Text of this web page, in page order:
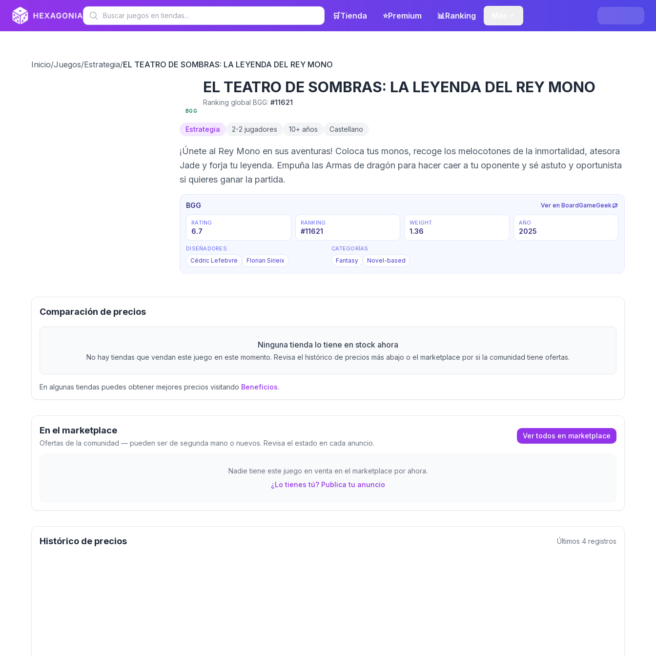
🛒Tienda ⭐Premium 📊Ranking
Inicio/Juegos/Estrategia/EL TEATRO DE SOMBRAS: LA LEYENDA DEL REY MONO
BGG
EL TEATRO DE SOMBRAS: LA LEYENDA DEL REY MONO
Ranking global BGG: #11621
Estrategia 2-2 jugadores 10+ años Castellano
¡Únete al Rey Mono en sus aventuras! Coloca tus monos, recoge los melocotones de la inmortalidad, atesora
Jade y forja tu leyenda. Empuña las Armas de dragón para hacer caer a tu oponente y sé astuto y oportunista
si quieres ganar la partida.
BGG Ver en BoardGameGeek
RATING
6.7
RANKING
#11621
WEIGHT
1.36
AÑO
2025
DISEÑADORES
Cédric Lefebvre Florian Sirieix
CATEGORÍAS
Fantasy Novel-based
Comparación de precios
Ninguna tienda lo tiene en stock ahora
No hay tiendas que vendan este juego en este momento. Revisa el histórico de precios más abajo o el marketplace por si la comunidad tiene ofertas.
En algunas tiendas puedes obtener mejores precios visitando Beneficios.
En el marketplace
Ofertas de la comunidad — pueden ser de segunda mano o nuevos. Revisa el estado en cada anuncio.
Ver todos en marketplace
Nadie tiene este juego en venta en el marketplace por ahora.
¿Lo tienes tú? Publica tu anuncio
Histórico de precios Últimos 4 registros